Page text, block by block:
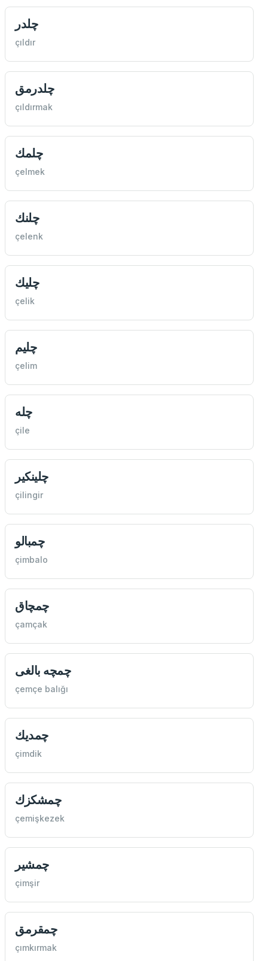
چلدر
çıldır
چلدرمق
çıldırmak
چلمك
çelmek
چلنك
çelenk
چليك
çelik
چليم
çelim
چله
çile
چلينكير
çilingir
چمبالو
çimbalo
چمچاق
çamçak
چمچه بالغی
çemçe balığı
چمديك
çimdik
چمشكزك
çemişkezek
چمشير
çimşir
چمقرمق
çımkırmak